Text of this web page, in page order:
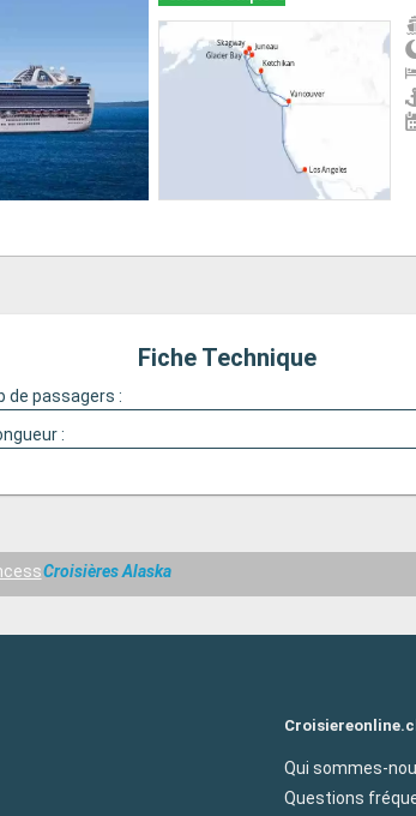
Fiche Technique
de passagers :
:
Croisières Alaska
Qui sommes-
Questions